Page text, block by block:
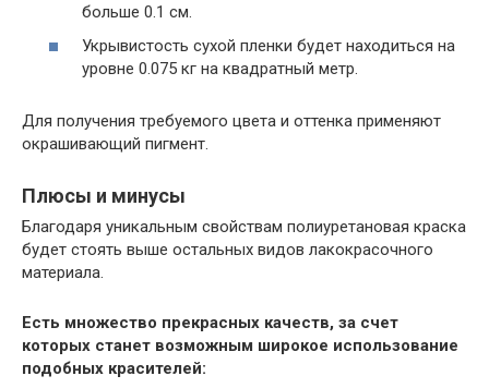
больше 0.1 см.
Укрывистость сухой пленки будет находиться на
уровне 0.075 кг на квадратный метр.
Для получения требуемого цвета и оттенка применяют
окрашивающий пигмент.
Плюсы и минусы
Благодаря уникальным свойствам полиуретановая краска
будет стоять выше остальных видов лакокрасочного
материала.
Есть множество прекрасных качеств, за счет
которых станет возможным широкое использование
подобных красителей: